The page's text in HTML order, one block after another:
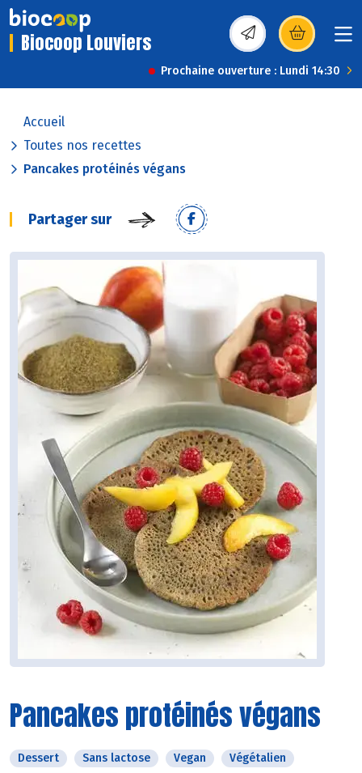
Biocoop Louviers (s’ouvre dans une
Prochaine ouverture : Lundi 14:30
Accueil
Toutes nos recettes
Pancakes protéinés végans
Partager sur
Pancakes protéinés végans
Dessert Sans lactose Vegan
Végétalien